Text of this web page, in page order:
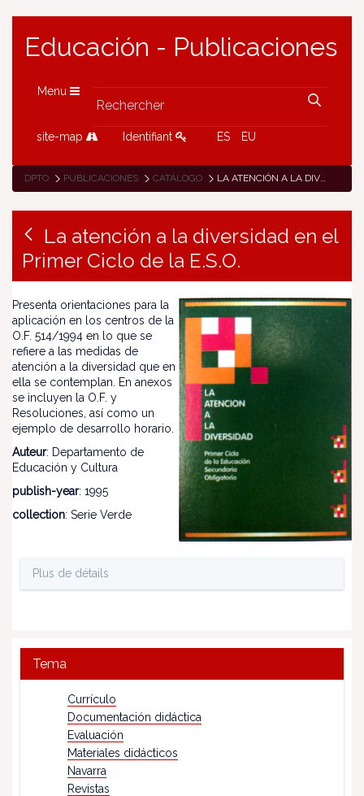
Educación - Publicaciones
Menu
site-map Identifiant ES EU
DPTO PUBLICACIONES CATÁLOGO LA ATENCIÓN A LA DIVERSIDAD EN EL PRIMER CICLO DE LA E.S.O.
La atención a la diversidad en el
Primer Ciclo de la E.S.O.
Presenta orientaciones para la
aplicación en los centros de la
O.F. 514/1994 en lo que se
refiere a las medidas de
atención a la diversidad que en
ella se contemplan. En anexos
se incluyen la O.F. y
Resoluciones, así como un
ejemplo de desarrollo horario.
Auteur: Departamento de
Educación y Cultura
publish-year: 1995
collection: Serie Verde
Plus de détails
Tema
Currículo
Documentación didáctica
Evaluación
Materiales didácticos
Navarra
Revistas